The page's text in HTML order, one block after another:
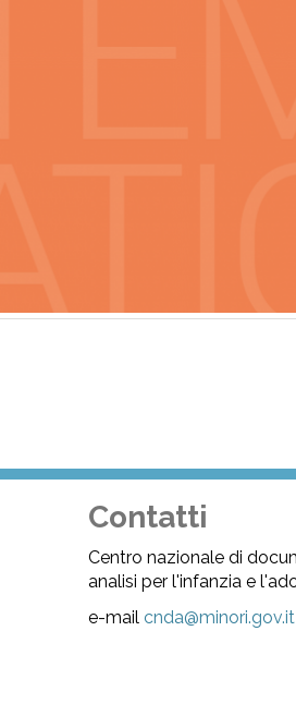
Contatti
Centro nazionale di
analisi per l'infanzia e
e-mailcnda@minori.gov.it